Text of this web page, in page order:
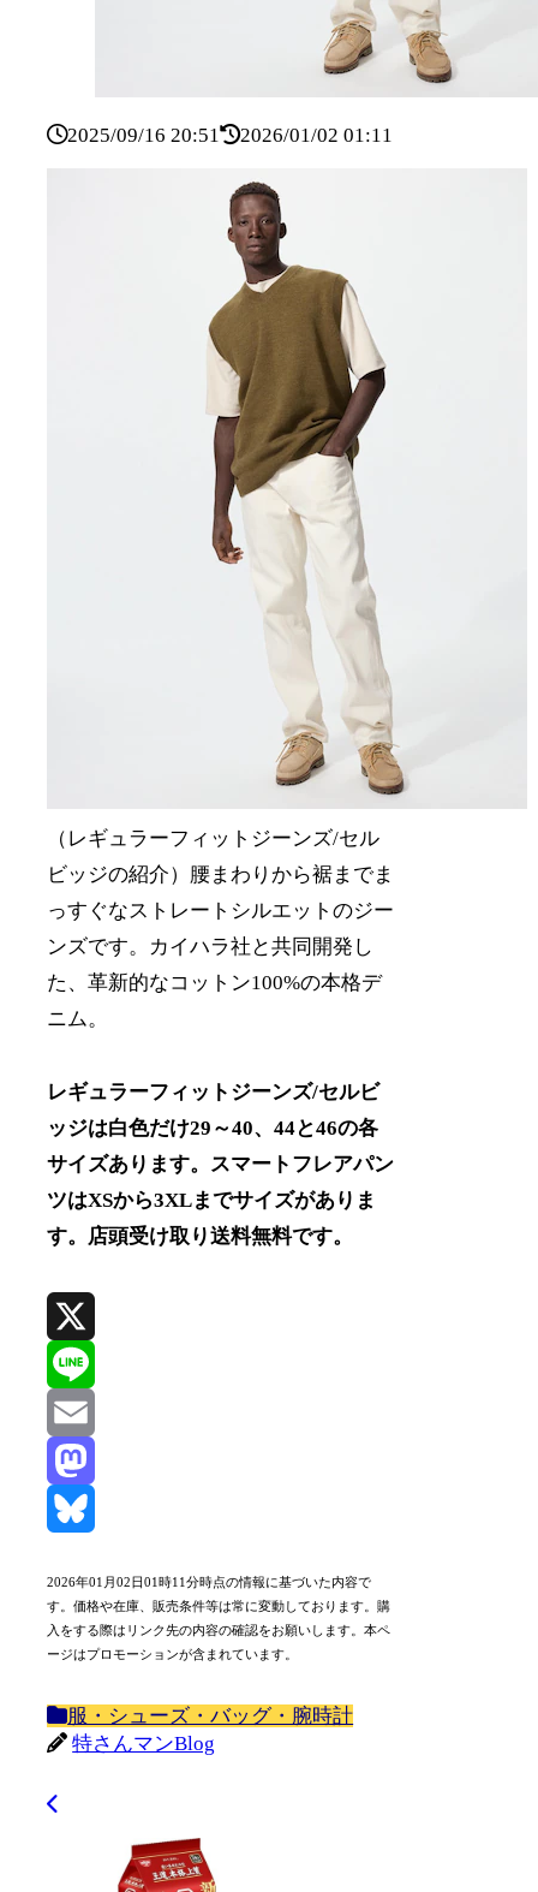
2025/09/16 20:51 2026/01/02 01:11
（レギュラーフィットジーンズ/セル
ビッジの紹介）腰まわりから裾までま
っすぐなストレートシルエットのジー
ンズです。カイハラ社と共同開発し
た、革新的なコットン100%の本格デ
ニム。
レギュラーフィットジーンズ/セルビ
ッジは白色だけ29～40、44と46の各
サイズあります。スマートフレアパン
ツはXSから3XLまでサイズがありま
す。店頭受け取り送料無料です。
X
Line
Email
Mastodon
2026年01月02日01時11分時点の情報に基づいた内容で
す。価格や在庫、販売条件等は常に変動しております。購
入をする際はリンク先の内容の確認をお願いします。本ペ
ージはプロモーションが含まれています。
服・シューズ・バッグ・腕時計
特さんマンBlog